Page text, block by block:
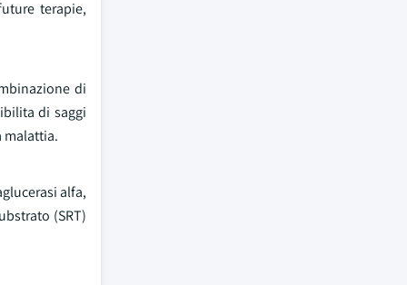
terapie,
di
di saggi
malattia.
alfa,
(SRT)